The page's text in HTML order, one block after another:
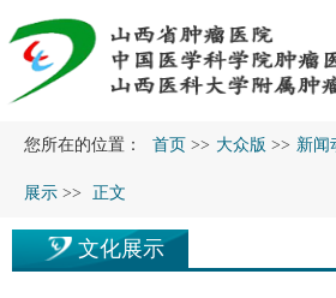
您所在的位置： 首页 >> 大众版 >> 新闻
展示 >> 正文
文化展示